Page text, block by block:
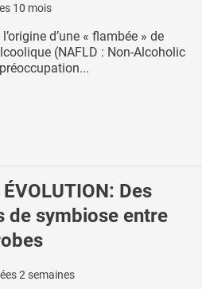
10 mois
d’une « flambée » de
(NAFLD : Non-Alcoholic
Des
de symbiose entre
2 semaines